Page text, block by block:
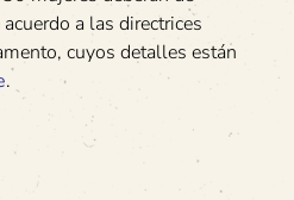
a las directrices
cuyos detalles están
.